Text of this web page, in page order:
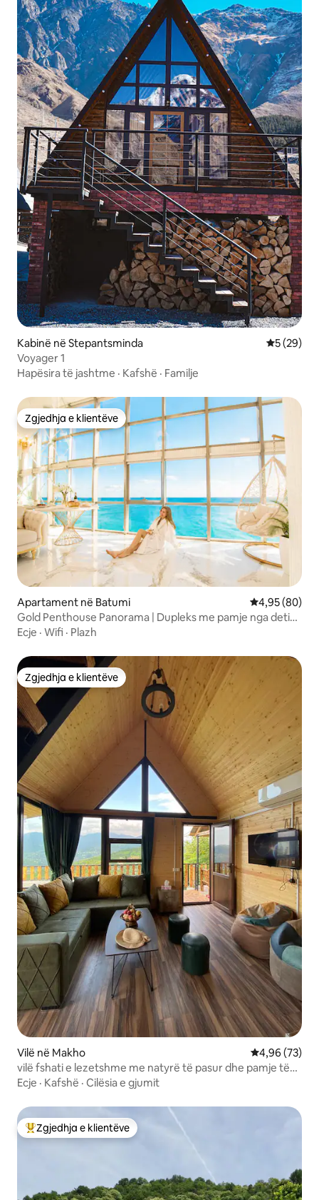
Kabinë në Stepantsminda Vlerësimi
5 (29)
Voyager 1
Hapësira të jashtme · Kafshë · Familje
Zgjedhja e klientëve
Zgjedhja e klientëve
Apartament në Batumi Vlerësimi
4,95 (80)
Gold Penthouse Panorama | Dupleks me pamje nga deti
përpara
Ecje · Wifi · Plazh
Zgjedhja e klientëve
Zgjedhja e klientëve
Vilë në Makho Vlerësimi
4,96 (73)
vilë fshati e lezetshme me natyrë të pasur dhe pamje të
bukur
Ecje · Kafshë · Cilësia e gjumit
Më të mirat e zgjedhjeve të klientëve
Zgjedhja e klientëve